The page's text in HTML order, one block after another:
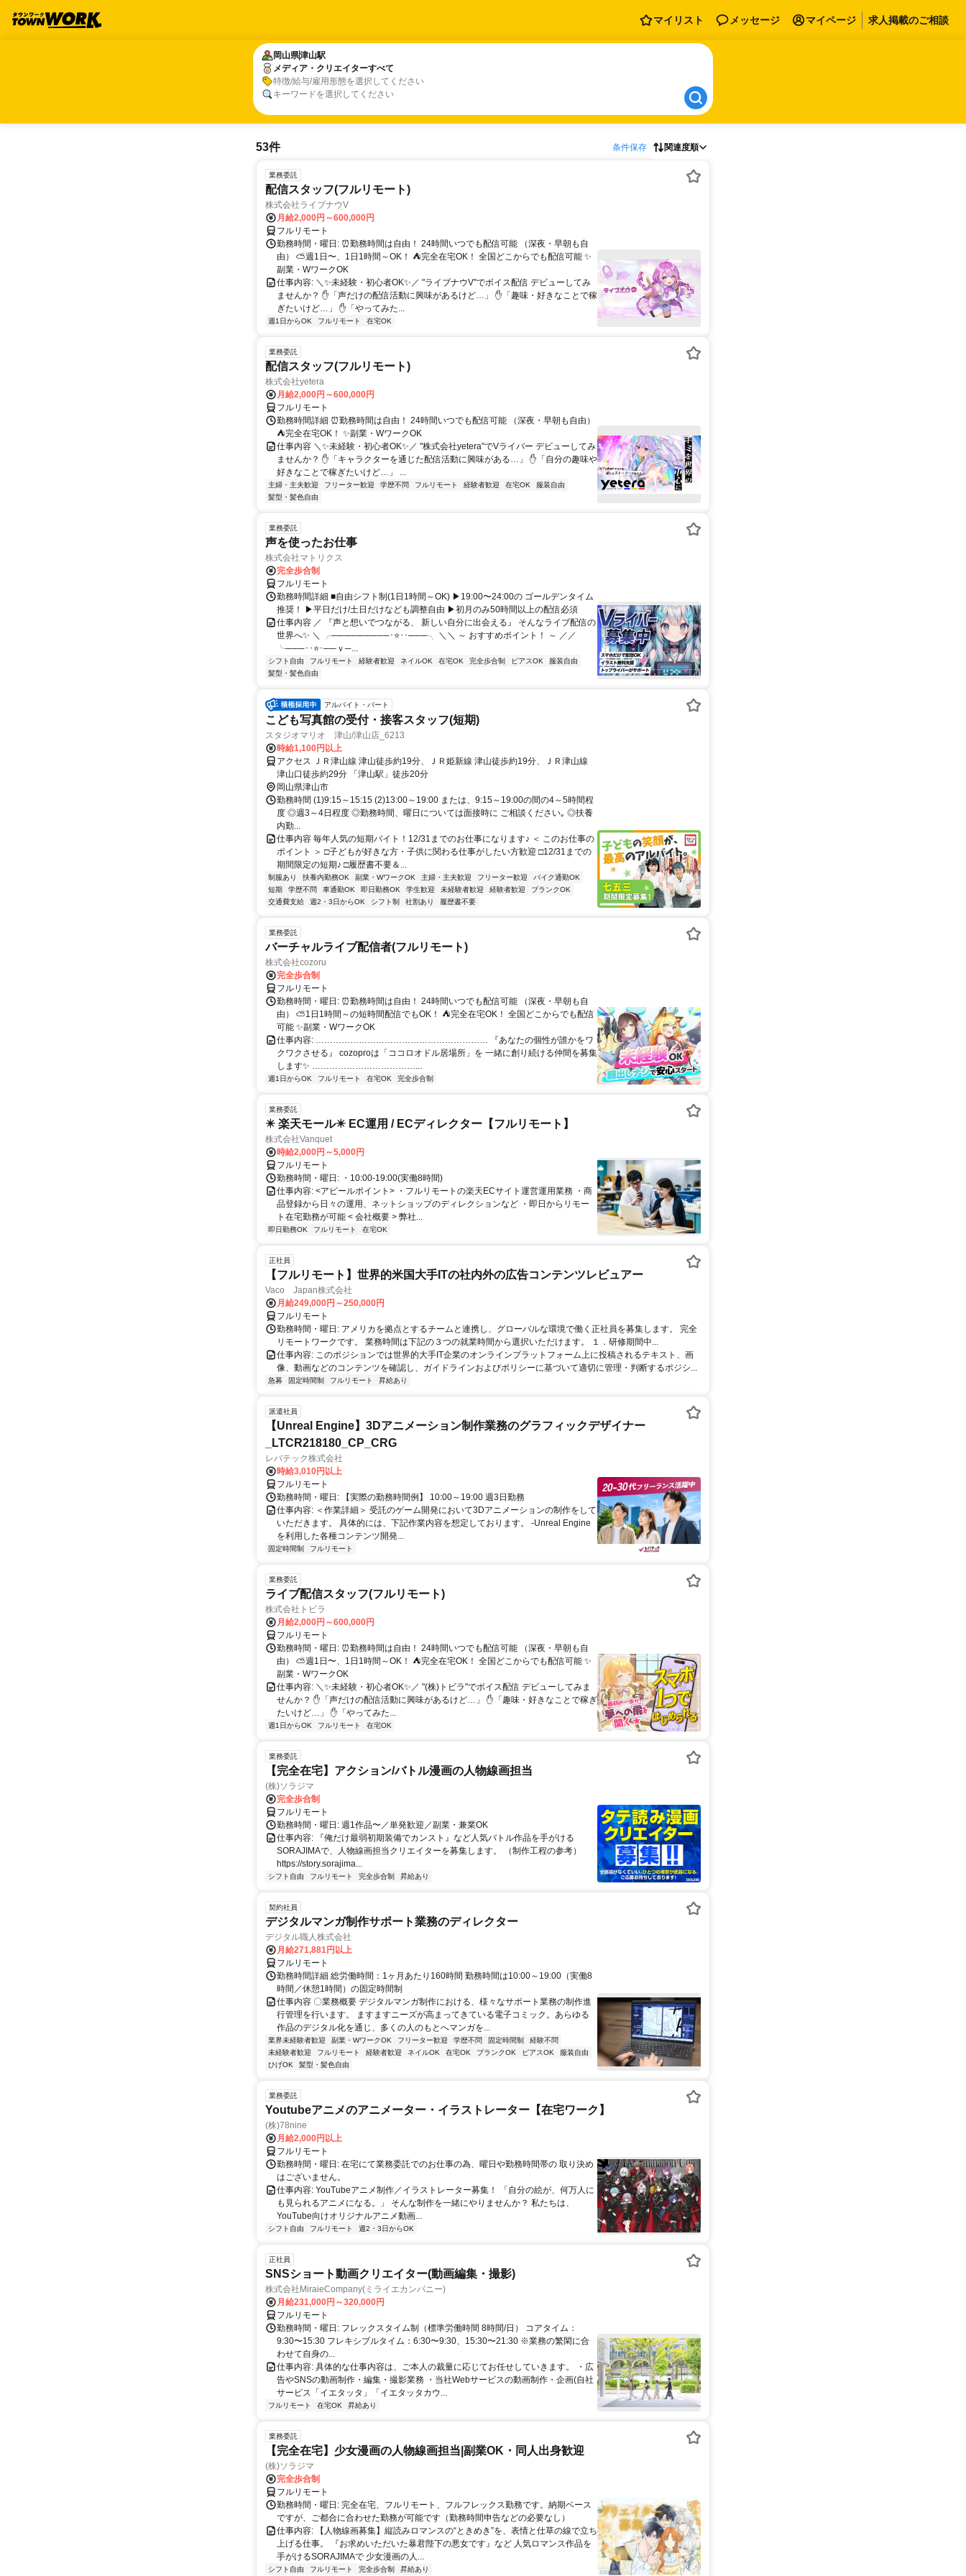
マイリスト メッセージ マイページ 求人掲載のご相談
岡山県津山駅
メディア・クリエイターすべて
特徴/給与/雇用形態を選択してください
キーワードを選択してください
岡山県津山駅
メディア・クリエイターすべて
53件 条件保存 関連度順
業務委託
配信スタッフ(フルリモート)
株式会社ライブナウV
月給2,000円～600,000円
フルリモート
勤務時間・曜日: ⏰勤務時間は自由！ 24時間いつでも配信可能 （深夜・早朝も自
由） ⛅週1日〜、1日1時間～OK！ ⛺完全在宅OK！ 全国どこからでも配信可能 ✨
副業・WワークOK
仕事内容: ＼✨未経験・初心者OK✨／ "ライブナウV"でボイス配信 デビューしてみ
ませんか？ ✋「声だけの配信活動に興味があるけど…」 ✋「趣味・好きなことで稼
ぎたいけど…」 ✋「やってみた...
週1日からOK フルリモート 在宅OK
業務委託
配信スタッフ(フルリモート)
株式会社yetera
月給2,000円～600,000円
フルリモート
勤務時間詳細 ⏰勤務時間は自由！ 24時間いつでも配信可能 （深夜・早朝も自由）
⛺完全在宅OK！ ✨副業・WワークOK
仕事内容 ＼✨未経験・初心者OK✨／ "株式会社yetera"でVライバー デビューしてみ
ませんか？ ✋「キャラクターを通じた配信活動に興味がある…」 ✋「自分の趣味や
好きなことで稼ぎたいけど…」 ...
主婦・主夫歓迎 フリーター歓迎 学歴不問 フルリモート 経験者歓迎 在宅OK
服装自由
髪型・髪色自由
業務委託
声を使ったお仕事
株式会社マトリクス
完全歩合制
フルリモート
勤務時間詳細 ■自由シフト制(1日1時間～OK) ▶19:00〜24:00の ゴールデンタイム
推奨！ ▶平日だけ/土日だけなども調整自由 ▶初月のみ50時間以上の配信必須
仕事内容 ／ 『声と想いでつながる、 新しい自分に出会える』 そんなライブ配信の
世界へ✨ ＼ ╭─────────･⭐･･───╮ ＼＼ ～ おすすめポイント！ ～ ／／
╰───･･⭐･──ｖ─...
シフト自由 フルリモート 経験者歓迎 ネイルOK 在宅OK 完全歩合制 ピアスOK
服装自由
髪型・髪色自由
アルバイト・パート
こども写真館の受付・接客スタッフ(短期)
スタジオマリオ 津山/津山店_6213
時給1,100円以上
アクセス ＪＲ津山線 津山徒歩約19分、ＪＲ姫新線 津山徒歩約19分、ＪＲ津山線
津山口徒歩約29分 「津山駅」徒歩20分
岡山県津山市
勤務時間 (1)9:15～15:15 (2)13:00～19:00 または、9:15～19:00の間の4～5時間程
度 ◎週3～4日程度 ◎勤務時間、曜日については面接時に ご相談ください｡ ◎扶養
内勤...
仕事内容 毎年人気の短期バイト！12/31までのお仕事になります♪ ＜ このお仕事の
ポイント ＞ □子どもが好きな方・子供に関わる仕事がしたい方歓迎 □12/31までの
期間限定の短期♪ □履歴書不要＆...
制服あり 扶養内勤務OK 副業・WワークOK 主婦・主夫歓迎 フリーター歓迎
バイク通勤OK
短期
学歴不問 車通勤OK 即日勤務OK 学生歓迎 未経験者歓迎 経験者歓迎
ブランクOK
交通費支給
週2・3日からOK シフト制 社割あり 履歴書不要
業務委託
バーチャルライブ配信者(フルリモート)
株式会社cozoru
完全歩合制
フルリモート
勤務時間・曜日: ⏰勤務時間は自由！ 24時間いつでも配信可能 （深夜・早朝も自
由） ⛅1日1時間～の短時間配信でもOK！ ⛺完全在宅OK！ 全国どこからでも配信
可能 ✨副業・WワークOK
仕事内容: …………………………………………………… 『あなたの個性が誰かをワ
クワクさせる』 cozoproは「ココロオドル居場所」を 一緒に創り続ける仲間を募集
します✨ ………………………………...
週1日からOK フルリモート 在宅OK 完全歩合制
業務委託
✴️ 楽天モール✴️ EC運用 / ECディレクター【フルリモート】
株式会社Vanquet
時給2,000円～5,000円
フルリモート
勤務時間・曜日: ・10:00-19:00(実働8時間)
仕事内容: <アピールポイント> ・フルリモートの楽天ECサイト運営運用業務 ・商
品登録から日々の運用、ネットショップのディレクションなど ・即日からリモー
ト在宅勤務が可能 < 会社概要 > 弊社...
即日勤務OK フルリモート 在宅OK
正社員
【フルリモート】世界的米国大手ITの社内外の広告コンテンツレビュアー
Vaco Japan株式会社
月給249,000円～250,000円
フルリモート
勤務時間・曜日: アメリカを拠点とするチームと連携し、グローバルな環境で働く正社員を募集します。 完全
リモートワークです。 業務時間は下記の３つの就業時間から選択いただけます。 １．研修期間中...
仕事内容: このポジションでは世界的大手IT企業のオンラインプラットフォーム上に投稿されるテキスト、画
像、動画などのコンテンツを確認し、ガイドラインおよびポリシーに基づいて適切に管理・判断するポジシ...
急募 固定時間制 フルリモート 昇給あり
派遣社員
【Unreal Engine】3Dアニメーション制作業務のグラフィックデザイナー
_LTCR218180_CP_CRG
レバテック株式会社
時給3,010円以上
フルリモート
勤務時間・曜日: 【実際の勤務時間例】 10:00～19:00 週3日勤務
仕事内容: ＜作業詳細＞ 受託のゲーム開発において3Dアニメーションの制作をして
いただきます。 具体的には、下記作業内容を想定しております。 -Unreal Engine
を利用した各種コンテンツ開発...
固定時間制 フルリモート
業務委託
ライブ配信スタッフ(フルリモート)
株式会社トビラ
月給2,000円～600,000円
フルリモート
勤務時間・曜日: ⏰勤務時間は自由！ 24時間いつでも配信可能 （深夜・早朝も自
由） ⛅週1日〜、1日1時間～OK！ ⛺完全在宅OK！ 全国どこからでも配信可能 ✨
副業・WワークOK
仕事内容: ＼✨未経験・初心者OK✨／ "(株)トビラ"でボイス配信 デビューしてみま
せんか？ ✋「声だけの配信活動に興味があるけど…」 ✋「趣味・好きなことで稼ぎ
たいけど…」 ✋「やってみた...
週1日からOK フルリモート 在宅OK
業務委託
【完全在宅】アクション/バトル漫画の人物線画担当
(株)ソラジマ
完全歩合制
フルリモート
勤務時間・曜日: 週1作品〜／単発歓迎／副業・兼業OK
仕事内容: 『俺だけ最弱初期装備でカンスト』など人気バトル作品を手がける
SORAJIMAで、人物線画担当クリエイターを募集します。 （制作工程の参考）
https://story.sorajima...
シフト自由 フルリモート 完全歩合制 昇給あり
契約社員
デジタルマンガ制作サポート業務のディレクター
デジタル職人株式会社
月給271,881円以上
フルリモート
勤務時間詳細 総労働時間：1ヶ月あたり160時間 勤務時間は10:00～19:00（実働8
時間／休憩1時間）の固定時間制
仕事内容 〇業務概要 デジタルマンガ制作における、様々なサポート業務の制作進
行管理を行います。 ますますニーズが高まってきている電子コミック。あらゆる
作品のデジタル化を通じ、多くの人のもとへマンガを...
業界未経験者歓迎 副業・WワークOK フリーター歓迎 学歴不問 固定時間制
経験不問
未経験者歓迎
フルリモート 経験者歓迎 ネイルOK 在宅OK ブランクOK ピアスOK
服装自由
ひげOK
髪型・髪色自由
業務委託
Youtubeアニメのアニメーター・イラストレーター【在宅ワーク】
(株)78nine
月給2,000円以上
フルリモート
勤務時間・曜日: 在宅にて業務委託でのお仕事の為、曜日や勤務時間帯の 取り決め
はございません。
仕事内容: YouTubeアニメ制作／イラストレーター募集！ 「自分の絵が、何万人に
も見られるアニメになる。」 そんな制作を一緒にやりませんか？ 私たちは、
YouTube向けオリジナルアニメ動画...
シフト自由 フルリモート 週2・3日からOK
正社員
SNSショート動画クリエイター(動画編集・撮影)
株式会社MiraieCompany(ミライエカンパニー)
月給231,000円～320,000円
フルリモート
勤務時間・曜日: フレックスタイム制（標準労働時間 8時間/日） コアタイム：
9:30〜15:30 フレキシブルタイム：6:30〜9:30、15:30〜21:30 ※業務の繁閑に合
わせて自身の...
仕事内容: 具体的な仕事内容は、ご本人の裁量に応じてお任せしていきます。 ・広
告やSNSの動画制作・編集・撮影業務 ・当社Webサービスの動画制作・企画(自社
サービス「イエタッタ」「イエタッタカウ...
フルリモート 在宅OK 昇給あり
業務委託
【完全在宅】少女漫画の人物線画担当|副業OK・同人出身歓迎
(株)ソラジマ
完全歩合制
フルリモート
勤務時間・曜日: 完全在宅、フルリモート、フルフレックス勤務です。納期ベース
ですが、ご都合に合わせた勤務が可能です（勤務時間申告などの必要なし）
仕事内容: 【人物線画募集】縦読みロマンスの“ときめき”を、表情と仕草の線で立ち
上げる仕事。 『お求めいただいた暴君陛下の悪女です』など 人気ロマンス作品を
手がけるSORAJIMAで 少女漫画の人...
シフト自由 フルリモート 完全歩合制 昇給あり